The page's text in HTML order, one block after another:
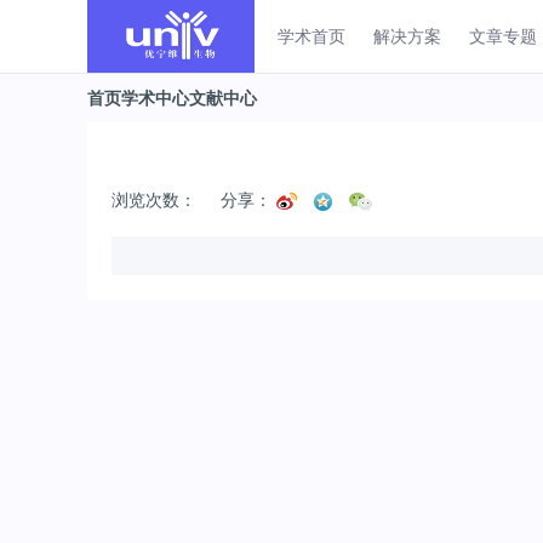
学术首页 解决方案 文章专题
首页学术中心文献中心
浏览次数： 分享：